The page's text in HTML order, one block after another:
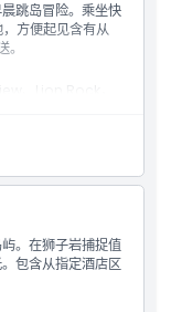
跳岛冒险。乘坐快
方便起见含有从
、Lion Rock，
）或在
。在狮子岩捕捉值
包含从指定酒店区